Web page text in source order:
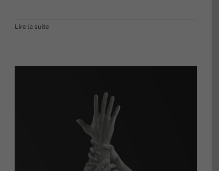
Lire la suite